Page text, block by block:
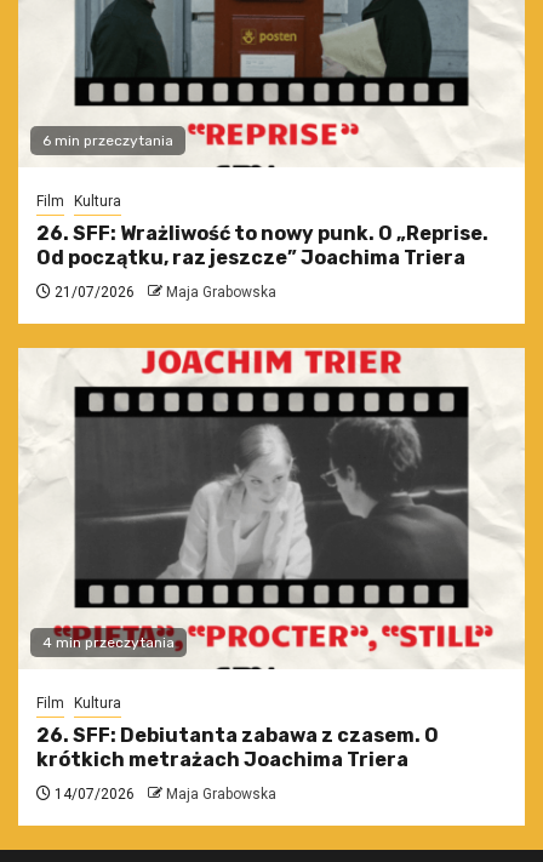
6 min przeczytania
Film Kultura
26. SFF: Wrażliwość to nowy punk. O „Reprise.
Od początku, raz jeszcze” Joachima Triera
21/07/2026 Maja Grabowska
4 min przeczytania
Film Kultura
26. SFF: Debiutanta zabawa z czasem. O
krótkich metrażach Joachima Triera
14/07/2026 Maja Grabowska